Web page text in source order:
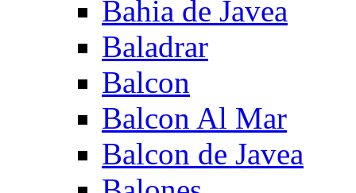
Bahia de Javea
Baladrar
Balcon
Balcon Al Mar
Balcon de Javea